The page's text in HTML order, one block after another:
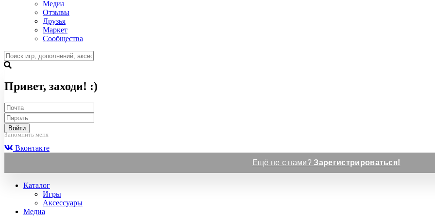
Медиа
Отзывы
Друзья
Маркет
Сообщества
Привет, заходи! :)
Войти
Запомнить меня
Вконтакте
Ещё не с нами?Зарегистрироваться!
Каталог
Игры
Аксессуары
Медиа